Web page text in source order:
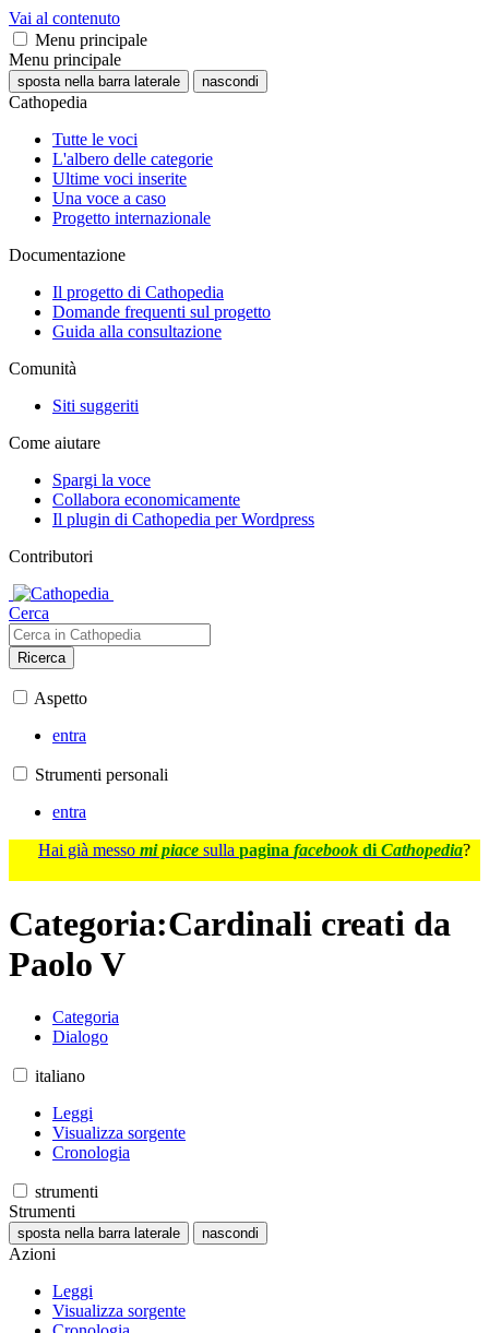
Vai al contenuto
Menu principale
Menu principale
sposta nella barra laterale nascondi
Cathopedia
Tutte le voci
L'albero delle categorie
Ultime voci inserite
Una voce a caso
Progetto internazionale
Documentazione
Il progetto di Cathopedia
Domande frequenti sul progetto
Guida alla consultazione
Comunità
Siti suggeriti
Come aiutare
Spargi la voce
Collabora economicamente
Il plugin di Cathopedia per Wordpress
Contributori
Cerca
Ricerca
Aspetto
entra
Strumenti personali
entra
Hai già messo mi piace sulla pagina facebook di Cathopedia?
Categoria:Cardinali creati da
Paolo V
Categoria
Dialogo
italiano
Leggi
Visualizza sorgente
Cronologia
strumenti
Strumenti
sposta nella barra laterale nascondi
Azioni
Leggi
Visualizza sorgente